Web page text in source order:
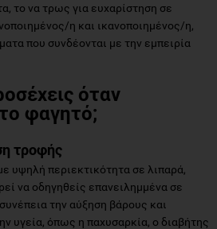
το να τρως για ευχαρίστηση σε
η και ικανοποιημένος/η,
που συνδέονται με την εμπειρία
όταν
φαγητό;
τροφής
υψηλή περιεκτικότητα σε λιπαρά,
να οδηγηθείς επανειλημμένα σε
την αύξηση βάρους και
υγεία, όπως η παχυσαρκία, ο διαβήτης